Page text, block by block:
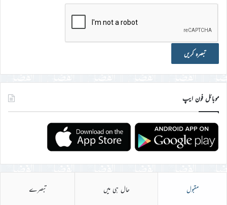
موبائل فون ایپ
مقبول حال ہی میں تبصرے